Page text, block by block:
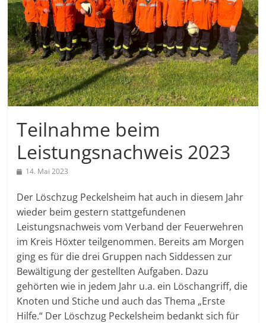
Teilnahme beim
Leistungsnachweis 2023
14. Mai 2023
Der Löschzug Peckelsheim hat auch in diesem Jahr
wieder beim gestern stattgefundenen
Leistungsnachweis vom Verband der Feuerwehren
im Kreis Höxter teilgenommen. Bereits am Morgen
ging es für die drei Gruppen nach Siddessen zur
Bewältigung der gestellten Aufgaben. Dazu
gehörten wie in jedem Jahr u.a. ein Löschangriff, die
Knoten und Stiche und auch das Thema „Erste
Hilfe.“ Der Löschzug Peckelsheim bedankt sich für